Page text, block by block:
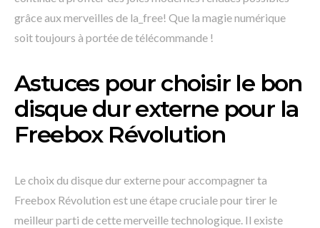
grâce aux merveilles de la_free! Que la magie numérique
soit toujours à portée de télécommande !
Astuces pour choisir le bon
disque dur externe pour la
Freebox Révolution
Le choix du disque dur externe pour accompagner ta
Freebox Révolution est une étape cruciale pour tirer le
meilleur parti de cette merveille technologique. Il existe